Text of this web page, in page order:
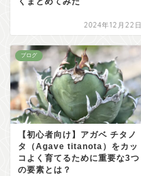
2024年12月22日
ブログ
【初心者向け】アガベ チタノ
タ（Agave titanota）をカッ
コよく育てるために重要な3つ
の要素とは？